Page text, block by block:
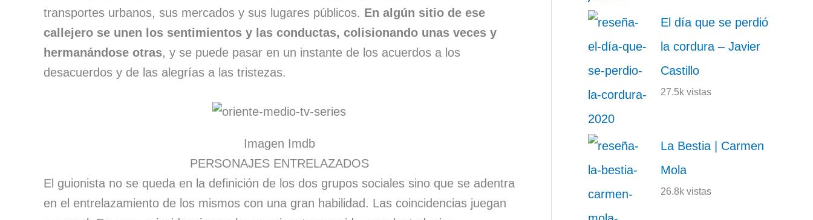
transportes urbanos, sus mercados y sus lugares públicos. En algún sitio de ese
callejero se unen los sentimientos y las conductas, colisionando unas veces y
hermanándose otras, y se puede pasar en un instante de los acuerdos a los
desacuerdos y de las alegrías a las tristezas.
Imagen Imdb
PERSONAJES ENTRELAZADOS
El guionista no se queda en la definición de los dos grupos sociales sino que se adentra
en el entrelazamiento de los mismos con una gran habilidad. Las coincidencias juegan
El día que se perdió
la cordura – Javier
Castillo
27.5k vistas
La Bestia | Carmen
Mola
26.8k vistas